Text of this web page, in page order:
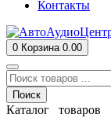
Контакты
0 Корзина 0.00
Поиск
Каталог товаров